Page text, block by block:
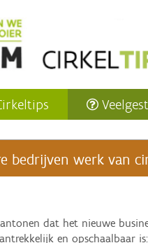
bedrijven werk van
dat het nieuwe
en opschaalbaar